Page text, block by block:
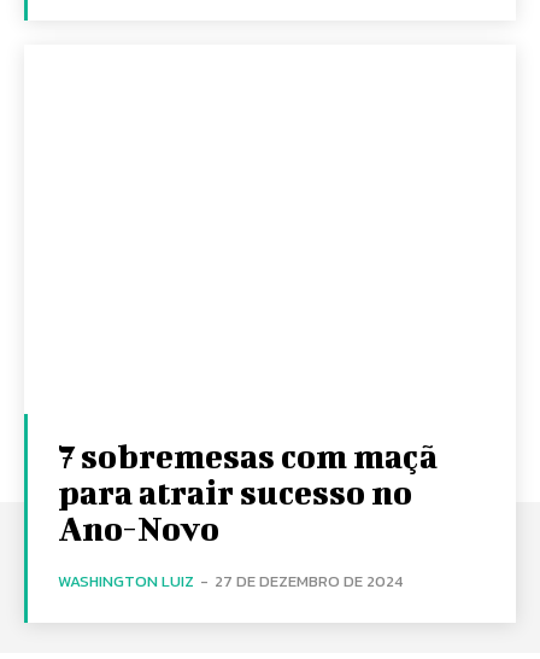
7 sobremesas com maçã
para atrair sucesso no
Ano-Novo
WASHINGTON LUIZ - 27 DE DEZEMBRO DE 2024